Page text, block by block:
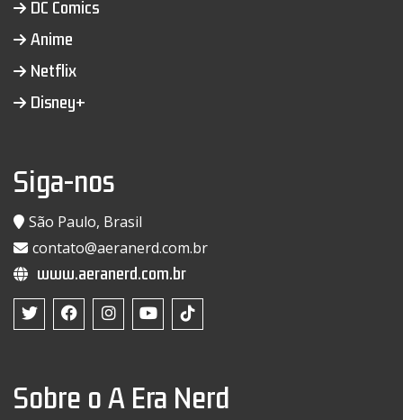
DC Comics
Anime
Netflix
Disney+
Siga-nos
São Paulo, Brasil
contato@aeranerd.com.br
www.aeranerd.com.br
Sobre o A Era Nerd